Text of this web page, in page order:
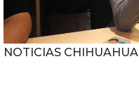
NOTICIAS CHIHUAHUA